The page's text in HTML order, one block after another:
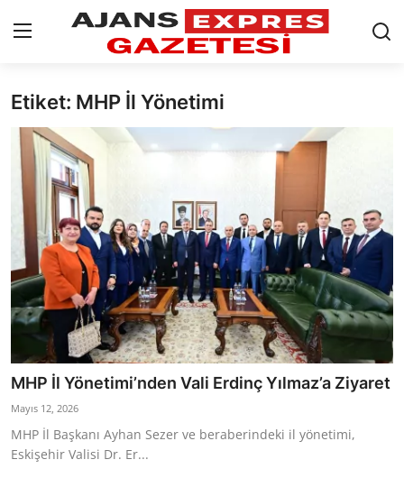
GİRİŞ YAP Kayıt olmak
AnaSayfa
Eskişehir Siyaset
Siyaset
Türkiye Gündemi
Yerel
Siber Güvenlik
Eğitim
Ekonomi
Etiket: MHP İl Yönetimi
MHP İl Yönetimi’nden Vali Erdinç Yılmaz’a Ziyaret
Mayıs 12, 2026
MHP İl Başkanı Ayhan Sezer ve beraberindeki il yönetimi,
Eskişehir Valisi Dr. Er...